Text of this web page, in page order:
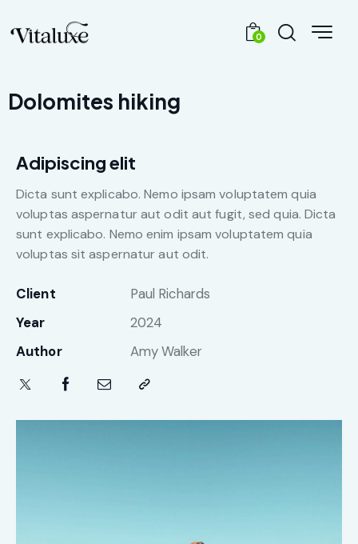
0
Dolomites hiking
Adipiscing elit
Dicta sunt explicabo. Nemo ipsam voluptatem quia
voluptas aspernatur aut odit aut fugit, sed quia. Dicta
sunt explicabo. Nemo enim ipsam voluptatem quia
voluptas sit aspernatur aut odit.
Client
Paul Richards
Year
2024
Author
Amy Walker